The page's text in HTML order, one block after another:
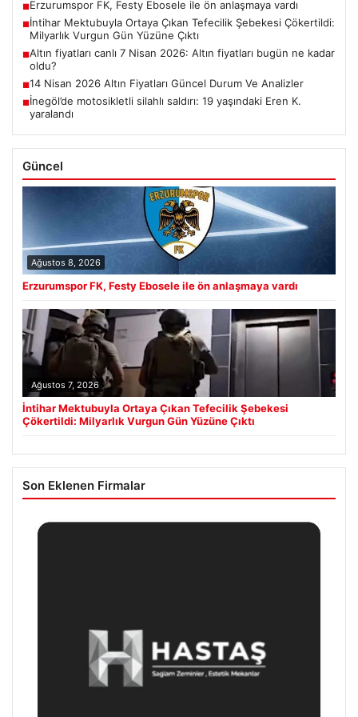
■Erzurumspor FK, Festy Ebosele ile ön anlaşmaya vardı
■İntihar Mektubuyla Ortaya Çıkan Tefecilik Şebekesi Çökertildi:
Milyarlık Vurgun Gün Yüzüne Çıktı
■Altın fiyatları canlı 7 Nisan 2026: Altın fiyatları bugün ne kadar
oldu?
■14 Nisan 2026 Altın Fiyatları Güncel Durum Ve Analizler
■İnegöl’de motosikletli silahlı saldırı: 19 yaşındaki Eren K.
yaralandı
Güncel
Ağustos 8, 2026
Erzurumspor FK, Festy Ebosele ile ön anlaşmaya vardı
Ağustos 7, 2026
İntihar Mektubuyla Ortaya Çıkan Tefecilik Şebekesi
Çökertildi: Milyarlık Vurgun Gün Yüzüne Çıktı
Son Eklenen Firmalar